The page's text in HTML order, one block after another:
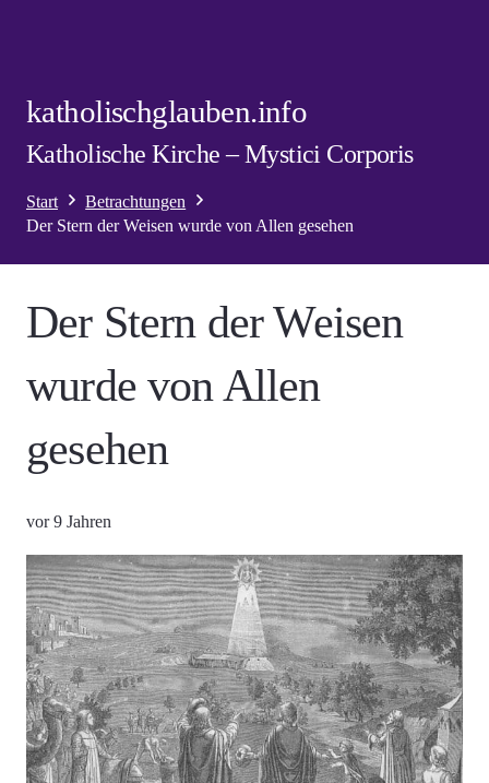
katholischglauben.info
Katholische Kirche – Mystici Corporis
Start
Betrachtungen
Der Stern der Weisen wurde von Allen gesehen
Der Stern der Weisen
wurde von Allen
gesehen
vor 9 Jahren